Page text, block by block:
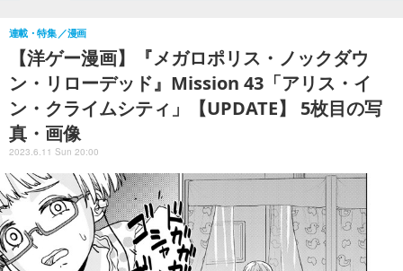
【洋ゲー漫画】『メガロポリス・ノックダウ
ン・リローデッド』Mission 43「アリス・イ
ン・クライムシティ」【UPDATE】 5枚目の写
真・画像
連載・特集 漫画
2023.6.11 Sun 20:00